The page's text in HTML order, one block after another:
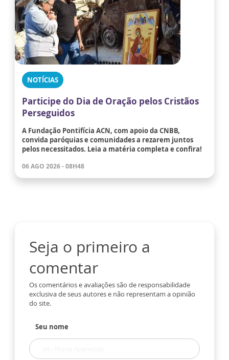
NOTÍCIAS
Participe do Dia de Oração pelos Cristãos
Perseguidos
A Fundação Pontifícia ACN, com apoio da CNBB,
convida paróquias e comunidades a rezarem juntos
pelos necessitados. Leia a matéria completa e confira!
06 AGO 2026 - 08H48
Seja o primeiro a
comentar
Os comentários e avaliações são de responsabilidade
exclusiva de seus autores e não representam a opinião
do site.
Seu nome